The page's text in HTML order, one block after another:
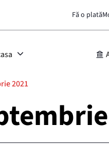
Fă o plată
2021